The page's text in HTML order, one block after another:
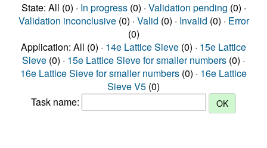
State: All (0) · In progress(0) · Validation pending (0) ·
Validation inconclusive(0) · Valid (0) · Invalid (0) · Error
(0)
Application: All (0) · 14e Lattice Sieve (0) · 15e Lattice
Sieve (0) · 15e Lattice Sieve for smaller numbers (0) ·
16e Lattice Sieve for smaller numbers (0) · 16e Lattice
Sieve V5 (0)
Task name: